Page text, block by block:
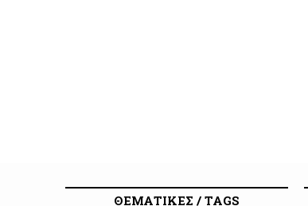
ΘΕΜΑΤΙΚΕΣ / TAGS